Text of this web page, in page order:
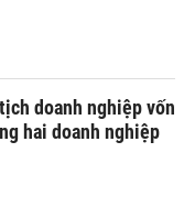
doanh nghiệp vốn
hai doanh nghiệp